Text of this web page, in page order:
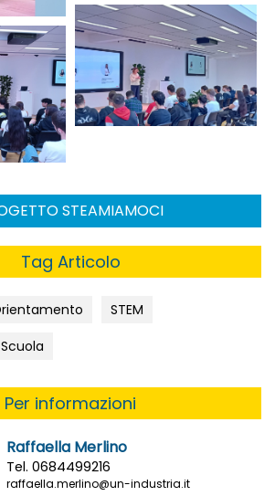
STEAMIAMOCI
Tag Articolo
STEM
Scuola
Per informazioni
Raffaella Merlino
Tel. 0684499216
raffaella.merlino@un-industria.it